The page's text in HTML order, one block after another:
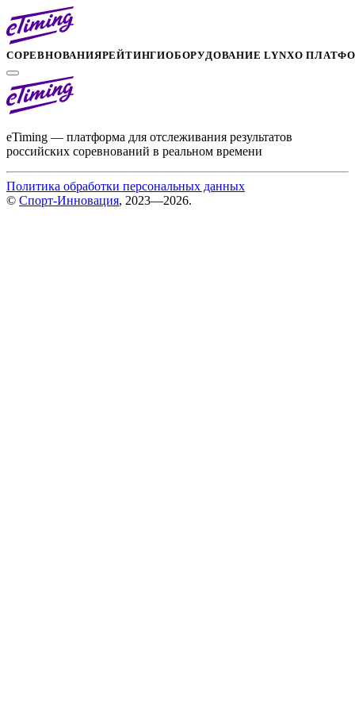
СОРЕВНОВАНИЯРЕЙТИНГИОБОРУДОВАНИЕ LYNXО
eTiming — платформа для отслеживания результатов
российских соревнований в реальном времени
Политика обработки персональных данных
© Спорт-Инновация, 2023—2026.